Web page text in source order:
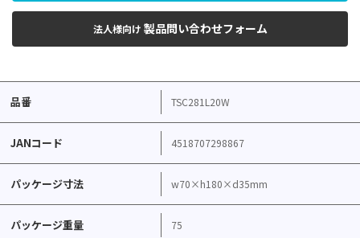
法人様向け 製品問い合わせフォーム
品番 TSC281L20W
JANコード 4518707298867
パッケージ寸法 w70×h180×d35mm
パッケージ重量 75